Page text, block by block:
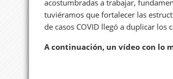
acostumbradas a trabajar,
tuviéramos que fortalecer las
de casos COVID llegó a duplicar los
A continuación, un vídeo con lo